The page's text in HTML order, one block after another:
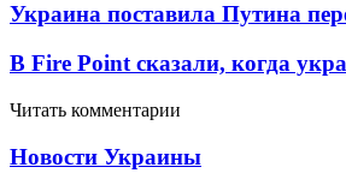
Украина поставила Путина
В Fire Point сказали, когда
Читать комментарии
Новости Украины